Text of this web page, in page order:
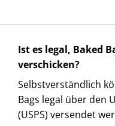
Ist es legal, Baked
verschicken?
Selbstverständlich
Bags legal über den
(USPS) versendet